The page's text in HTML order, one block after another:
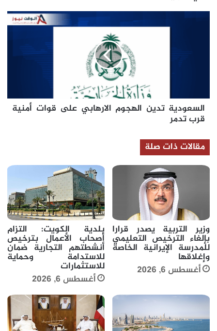
تدمر
السعودية تدين الهجوم الارهابي على قوات أمنية
قرب تدمر
مقالات ذات صلة
وزير التربية يصدر قرارا
بإلغاء الترخيص التعليمي
للمدرسة الإيرانية الخاصة
وإغلاقها
أغسطس 6, 2026
بلدية الكويت: التزام
أصحاب الأعمال بترخيص
أنشطتهم التجارية ضمان
للاستدامة وحماية
للاستثمارات
أغسطس 6, 2026